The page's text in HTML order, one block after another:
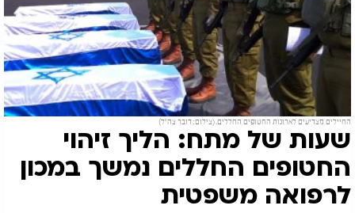
החיילים מצדיעים לארונות החטופים החללים. (צילום: דובר צה"ל)
שעות של מתח: הליך זיהוי
החטופים החללים נמשך במכון
לרפואה משפטית